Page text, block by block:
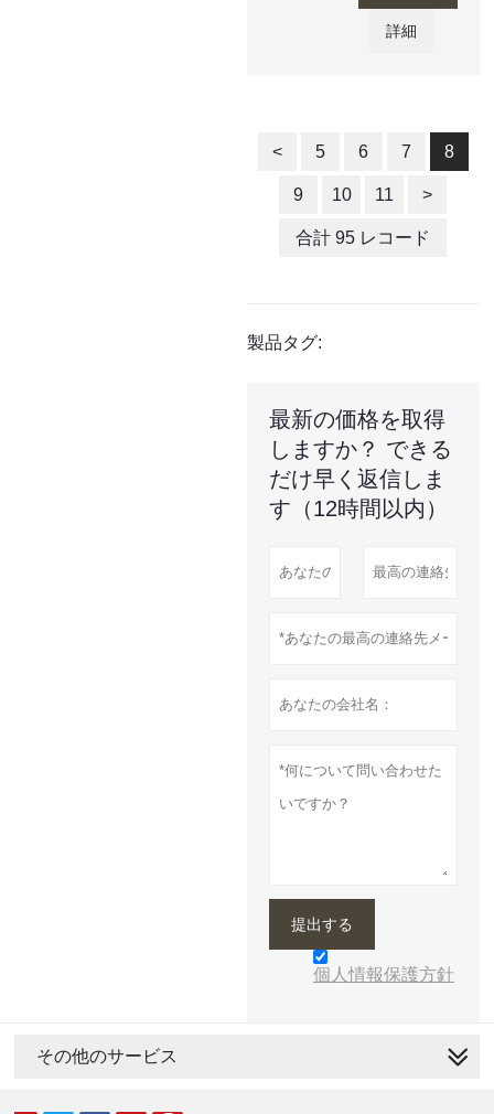
詳細
< 5 6 7 8
9 10 11 >
合計 95 レコード
製品タグ:
最新の価格を取得
しますか？ できる
だけ早く返信しま
す（12時間以内）
提出する
個人情報保護方針
その他のサービス